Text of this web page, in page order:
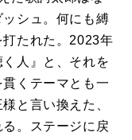
シュ。何にも縛
たれた。2023年
人』と、それを
くテーマとも一
と言い換えた、
。ステージに戻